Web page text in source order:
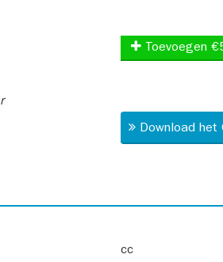
Toevoegen
Download
cc